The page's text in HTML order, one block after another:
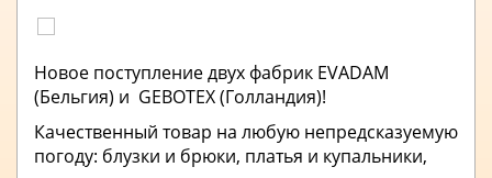
Новое поступление двух фабрик EVADAM
(Бельгия) и GEBOTEX (Голландия)!
Качественный товар на любую непредсказуемую
погоду: блузки и брюки, платья и купальники,